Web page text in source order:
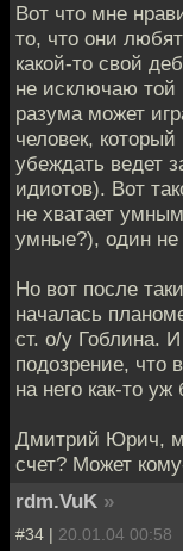
Вот что мне
то, что они
какой-то свой
не исключаю той
разума может
человек,
убеждать ведет
идиотов). Вот
не хватает
умные?), один не
Но вот после
началась
ст. о/у Гоблина.
подозрение, что
на него как-то уж
Дмитрий Юрич,
счет? Может
rdm.VuK »
#34 | 20.01.04 00:58